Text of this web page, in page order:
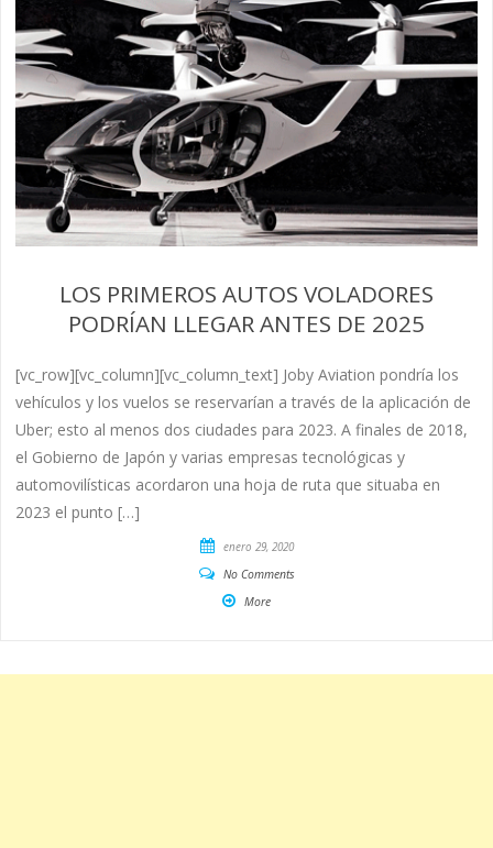
LOS PRIMEROS AUTOS VOLADORES
PODRÍAN LLEGAR ANTES DE 2025
[vc_row][vc_column][vc_column_text] Joby Aviation pondría los
vehículos y los vuelos se reservarían a través de la aplicación de
Uber; esto al menos dos ciudades para 2023. A finales de 2018,
el Gobierno de Japón y varias empresas tecnológicas y
automovilísticas acordaron una hoja de ruta que situaba en
2023 el punto […]
enero 29, 2020
No Comments
More